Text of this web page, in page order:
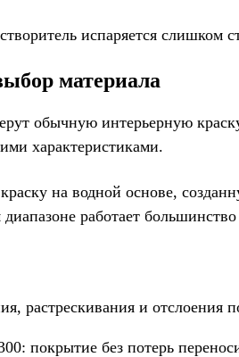
испаряется
материала
обычную интерьерную
характеристиками.
на водной основе,
работает
растрескивания и отслоения
покрытие без потерь